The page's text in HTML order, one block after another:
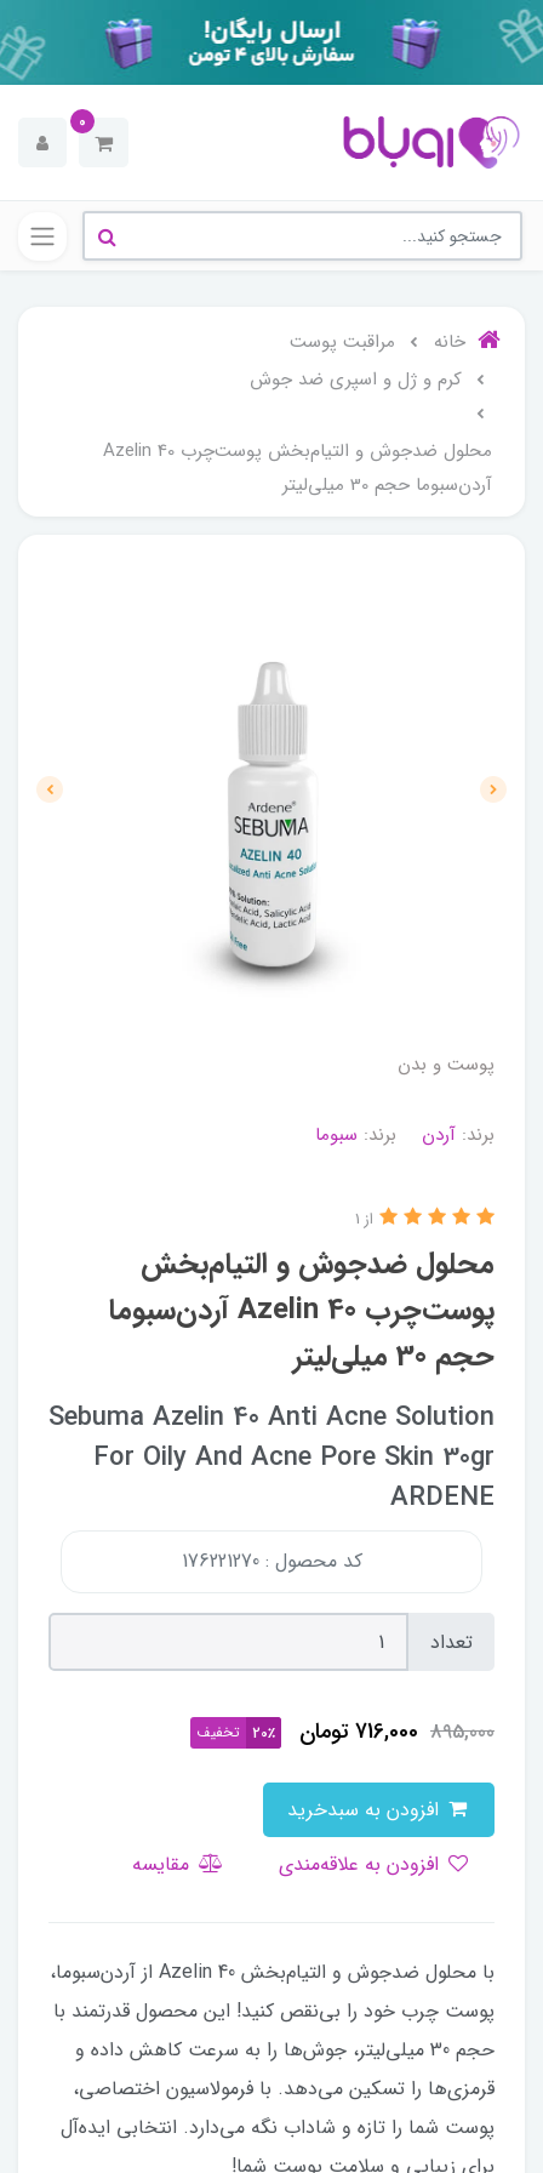
0
خانه
مراقبت پوست
کرم و ژل و اسپری ضد جوش
محلول ضدجوش و التیام‌بخش پوست‌چرب Azelin 40
آردن‌سبوما حجم 30 میلی‌لیتر
پوست و بدن
برند: آردن برند: سبوما
محلول ضدجوش و التیام‌بخش
پوست‌چرب Azelin 40 آردن‌سبوما
حجم 30 میلی‌لیتر
از 1
Sebuma Azelin 40 Anti Acne Solution
For Oily And Acne Pore Skin 30gr
ARDENE
کد محصول : 176221270
تعداد
895,000
716,000تومان 20٪ تخفیف
مقایسه
با محلول ضدجوش و التیام‌بخش Azelin 40 از آردن‌سبوما،
پوست چرب خود را بی‌نقص کنید! این محصول قدرتمند با
حجم 30 میلی‌لیتر، جوش‌ها را به سرعت کاهش داده و
قرمزی‌ها را تسکین می‌دهد. با فرمولاسیون اختصاصی،
پوست شما را تازه و شاداب نگه می‌دارد. انتخابی ایده‌آل
برای زیبایی و سلامت پوست شما!